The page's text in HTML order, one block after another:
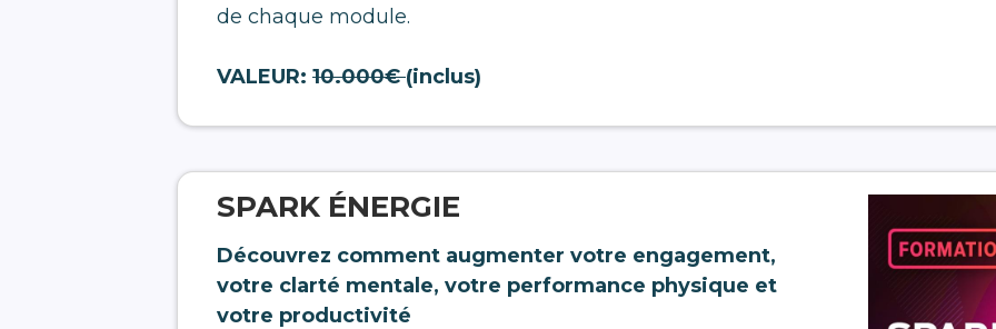
de chaque module.
VALEUR: 10.000€(inclus)
SPARK ÉNERGIE
Découvrez comment augmenter votre engagement,
votre clarté mentale, votre performance physique et
votre productivité